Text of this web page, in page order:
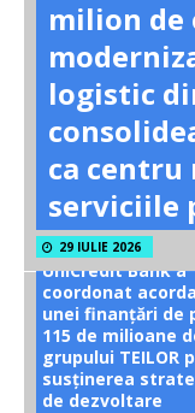
milion de
logistic
ca
serviciile
29 IULIE 2026
UniCredit Bank a
coordonat
unei finanțări de
115 de milioane
grupului TEILOR
susținerea
de dezvoltare